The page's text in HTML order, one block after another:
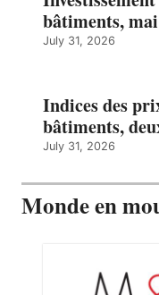
bâtiments,
July 31, 2026
Indices des
bâtiments,
July 31, 2026
Monde en